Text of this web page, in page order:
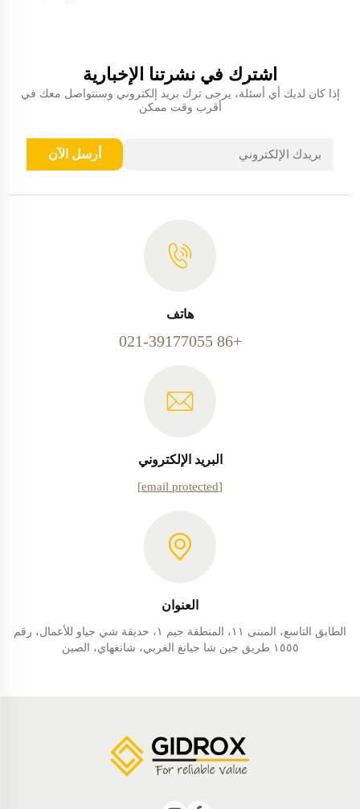
اشترك في نشرتنا الإخبارية
إذا كان لديك أي أسئلة، يرجى ترك بريد إلكتروني وسنتواصل معك في
أقرب وقت ممكن
أرسل الآن
هاتف
+86 021-39177055
البريد الإلكتروني
[email protected]
العنوان
الطابق التاسع، المبنى ١١، المنطقة جيم ١، حديقة شي جياو للأعمال، رقم
١٥٥٥ طريق جين شا جيانغ الغربي، شانغهاي، الصين